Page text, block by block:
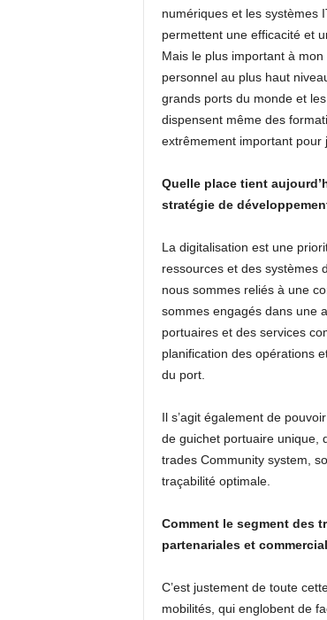
numériques et les systèmes
permettent une efficacité et
Mais le plus important à
personnel au plus haut
grands ports du monde et
dispensent même des
extrêmement important pour
Quelle place tient
stratégie de
La digitalisation est une
ressources et des systèmes
nous sommes reliés à une
sommes engagés dans une
portuaires et des services
planification des opérations
du port.
Il s’agit également de
de guichet portuaire unique,
trades Community system,
traçabilité optimale.
Comment le segment des
partenariales et
C’est justement de toute
mobilités, qui englobent de